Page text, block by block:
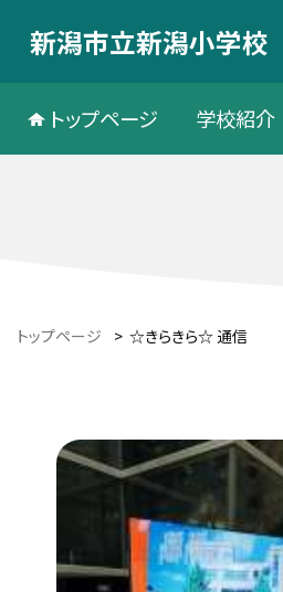
新潟市立新潟小学校
トップページ 学校紹介
トップページ > ☆きらきら☆ 通信